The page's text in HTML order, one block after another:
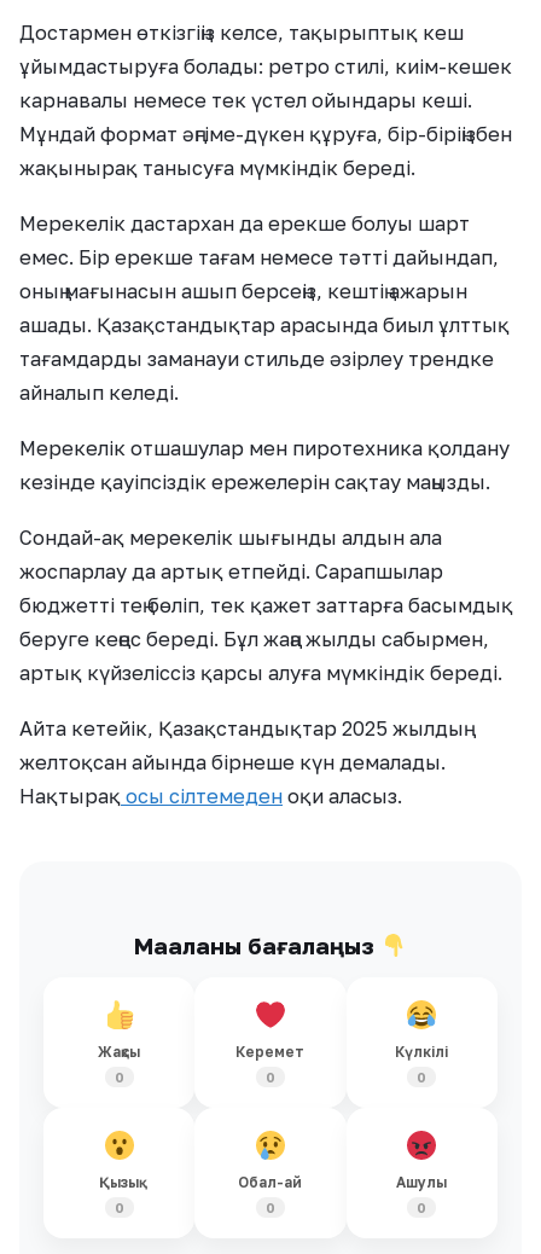
Достармен өткізгіңіз келсе, тақырыптық кеш
ұйымдастыруға болады: ретро стилі, киім-кешек
карнавалы немесе тек үстел ойындары кеші.
Мұндай формат әңгіме-дүкен құруға, бір-біріңізбен
жақынырақ танысуға мүмкіндік береді.
Мерекелік дастархан да ерекше болуы шарт
емес. Бір ерекше тағам немесе тәтті дайындап,
оның мағынасын ашып берсеңіз, кештің ажарын
ашады. Қазақстандықтар арасында биыл ұлттық
тағамдарды заманауи стильде әзірлеу трендке
айналып келеді.
Мерекелік отшашулар мен пиротехника қолдану
кезінде қауіпсіздік ережелерін сақтау маңызды.
Сондай-ақ мерекелік шығынды алдын ала
жоспарлау да артық етпейді. Сарапшылар
бюджетті тең бөліп, тек қажет заттарға басымдық
беруге кеңес береді. Бұл жаңа жылды сабырмен,
артық күйзеліссіз қарсы алуға мүмкіндік береді.
Айта кетейік, Қазақстандықтар 2025 жылдың
желтоқсан айында бірнеше күн демалады.
Нақтырақ осы сілтемеден оқи аласыз.
Мақаланы бағалаңыз
Жақсы
0
Керемет
0
Күлкілі
0
Қызық
0
Обал-ай
0
Ашулы
0